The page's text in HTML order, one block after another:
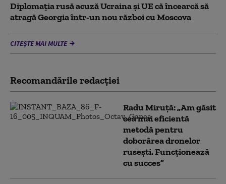
Diplomaţia rusă acuză Ucraina şi UE că încearcă să
atragă Georgia într-un nou război cu Moscova
CITEȘTE MAI MULTE
Recomandările redacţiei
Radu Miruță: „Am găsit
cea mai eficientă
metodă pentru
doborârea dronelor
rusești. Funcționează
cu succes”